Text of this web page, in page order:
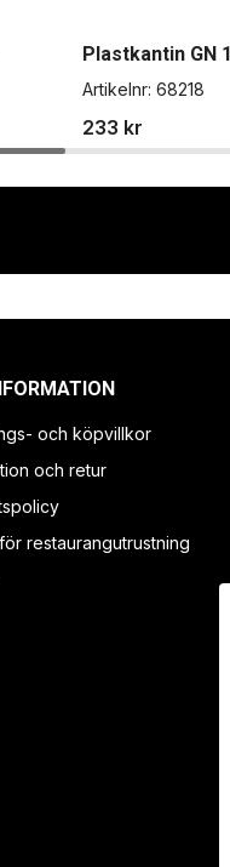
Plastkantin GN
Artikelnr: 68218
233 kr
och köpvillkor
och retur
restaurangutrustning